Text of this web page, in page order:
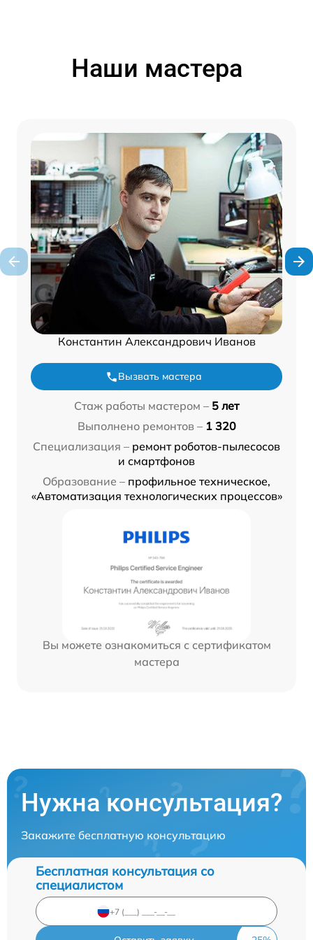
Наши мастера
Константин Александрович Иванов
Вызвать мастера
Стаж работы мастером – 5 лет
Выполнено ремонтов – 1 320
Специализация – ремонт роботов-пылесосов
и смартфонов
Образование – профильное техническое,
«Автоматизация технологических процессов»
Вы можете ознакомиться с сертификатом
мастера
Нужна консультация?
Закажите бесплатную консультацию
Бесплатная консультация со
специалистом